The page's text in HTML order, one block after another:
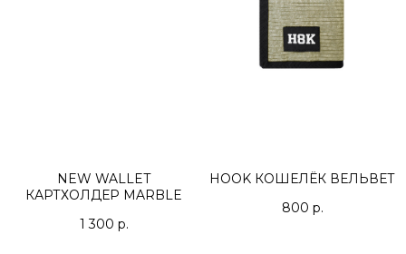
NEW WALLET
КАРТХОЛДЕР MARBLE
1 300 р.
HOOK КОШЕЛЁК ВЕЛЬВЕТ
800 р.